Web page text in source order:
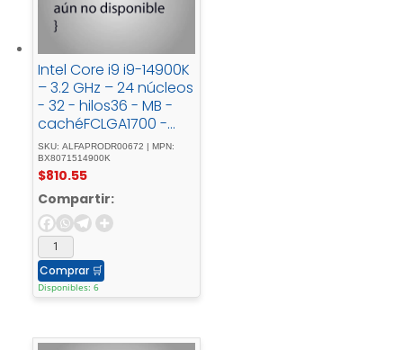
Intel Core i9 i9-14900K
– 3.2 GHz – 24 núcleos
- 32 - hilos36 - MB -
cachéFCLGA1700 -
SocketCaja
SKU: ALFAPRODR00672 | MPN:
BX8071514900K
$810.55
Compartir:
Comprar 🛒
Disponibles: 6